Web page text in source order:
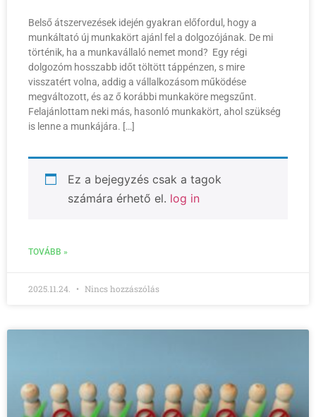
Belső átszervezések idején gyakran előfordul, hogy a
munkáltató új munkakört ajánl fel a dolgozójának. De mi
történik, ha a munkavállaló nemet mond? Egy régi
dolgozóm hosszabb időt töltött táppénzen, s mire
visszatért volna, addig a vállalkozásom működése
megváltozott, és az ő korábbi munkaköre megszűnt.
Felajánlottam neki más, hasonló munkakört, ahol szükség
is lenne a munkájára. […]
Ez a bejegyzés csak a tagok
számára érhető el. log in
TOVÁBB »
2025.11.24. Nincs hozzászólás